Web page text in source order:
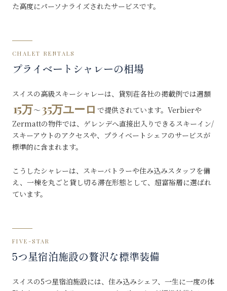
た高度にパーソナライズされたサービスです。
CHALET RENTALS
プライベートシャレーの相場
スイスの高級スキーシャレーは、貸別荘各社の掲載例では週額
15万〜 35万ユーロ で提供されています。Verbierや
Zermattの物件では、ゲレンデへ直接出入りできるスキーイン/
スキーアウトのアクセスや、プライベートシェフのサービスが
標準的に含まれます。
こうしたシャレーは、スキーバトラーや住み込みスタッフを備
え、一棟を丸ごと貸し切る滞在形態として、超富裕層に選ばれ
ています。
FIVE-STAR
5つ星宿泊施設の贅沢な標準装備
スイスの5つ星宿泊施設には、住み込みシェフ、一生に一度の体